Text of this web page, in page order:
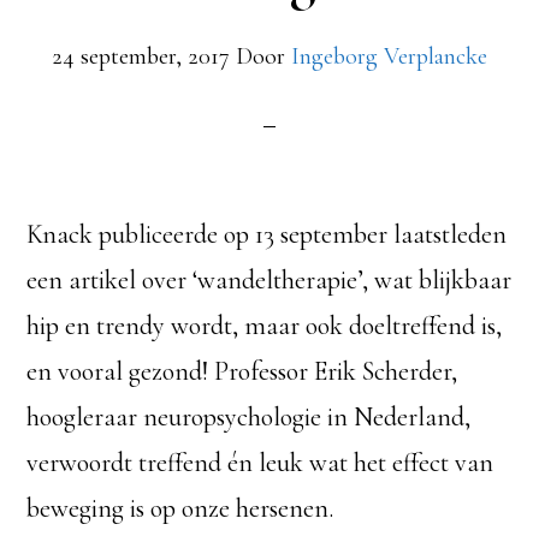
24 september, 2017 Door Ingeborg Verplancke
Knack publiceerde op 13 september laatstleden
een artikel over ‘wandeltherapie’, wat blijkbaar
hip en trendy wordt, maar ook doeltreffend is,
en vooral gezond! Professor Erik Scherder,
hoogleraar neuropsychologie in Nederland,
verwoordt treffend én leuk wat het effect van
beweging is op onze hersenen.